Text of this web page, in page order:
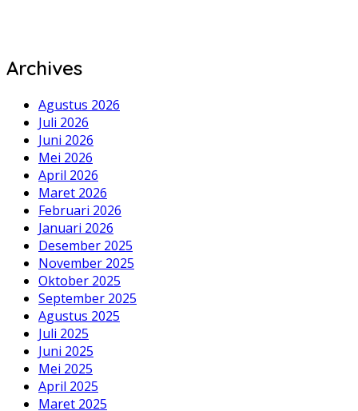
Archives
Agustus 2026
Juli 2026
Juni 2026
Mei 2026
April 2026
Maret 2026
Februari 2026
Januari 2026
Desember 2025
November 2025
Oktober 2025
September 2025
Agustus 2025
Juli 2025
Juni 2025
Mei 2025
April 2025
Maret 2025